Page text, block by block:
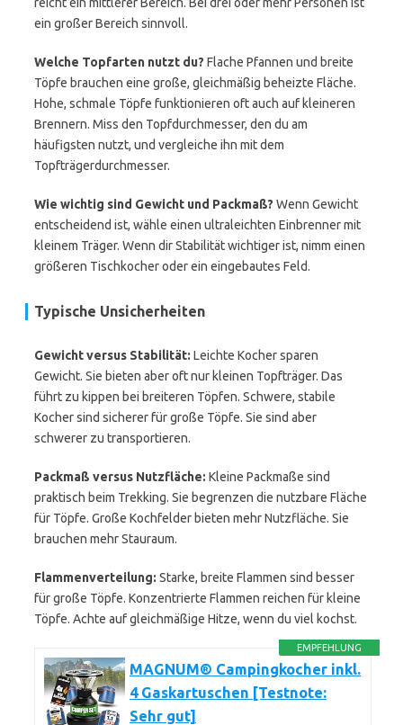
ein großer Bereich sinnvoll.
Welche Topfarten nutzt du? Flache Pfannen und breite
Töpfe brauchen eine große, gleichmäßig beheizte Fläche.
Hohe, schmale Töpfe funktionieren oft auch auf kleineren
Brennern. Miss den Topfdurchmesser, den du am
häufigsten nutzt, und vergleiche ihn mit dem
Topfträgerdurchmesser.
Wie wichtig sind Gewicht und Packmaß? Wenn Gewicht
entscheidend ist, wähle einen ultraleichten Einbrenner mit
kleinem Träger. Wenn dir Stabilität wichtiger ist, nimm einen
größeren Tischkocher oder ein eingebautes Feld.
Typische Unsicherheiten
Gewicht versus Stabilität: Leichte Kocher sparen
Gewicht. Sie bieten aber oft nur kleinen Topfträger. Das
führt zu kippen bei breiteren Töpfen. Schwere, stabile
Kocher sind sicherer für große Töpfe. Sie sind aber
schwerer zu transportieren.
Packmaß versus Nutzfläche: Kleine Packmaße sind
praktisch beim Trekking. Sie begrenzen die nutzbare Fläche
für Töpfe. Große Kochfelder bieten mehr Nutzfläche. Sie
brauchen mehr Stauraum.
Flammenverteilung: Starke, breite Flammen sind besser
für große Töpfe. Konzentrierte Flammen reichen für kleine
Töpfe. Achte auf gleichmäßige Hitze, wenn du viel kochst.
EMPFEHLUNG
MAGNUM® Campingkocher inkl.
4 Gaskartuschen [Testnote:
Sehr gut]